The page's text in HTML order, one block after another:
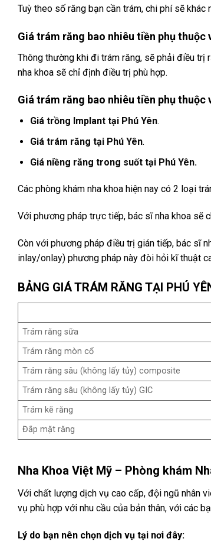
Tuỳ theo số răng bạn cần trám, chi phí sẽ
Giá trám răng bao nhiêu tiền phụ thuộc
Thông thường khi đi trám răng, sẽ phải điều trị
nha khoa sẽ chỉ định điều trị phù hợp.
Giá trám răng bao nhiêu tiền phụ thuộc
Giá trồng Implant tại Phú Yên.
Giá trám răng tại Phú Yên.
Giá niềng răng trong suốt tại Phú Yên.
Các phòng khám nha khoa hiện nay có 2 loại
Với phương pháp trực tiếp, bác sĩ nha khoa sẽ
Còn với phương pháp điều trị gián tiếp, bác sĩ
inlay/onlay) phương pháp này đòi hỏi kĩ thuật
BẢNG GIÁ TRÁM RĂNG TẠI PHÚ
Trám răng sữa
Trám răng mòn cổ
Trám răng sâu (không lấy tủy) composite
Trám răng sâu (không lấy tủy) GIC
Trám kẽ răng
Đắp mặt răng
Nha Khoa Việt Mỹ – Phòng khám
Với chất lượng dịch vụ cao cấp, đội ngũ nhân
vụ phù hợp với nhu cầu của bản thân, với các
Lý do bạn nên chọn dịch vụ tại nơi đây: